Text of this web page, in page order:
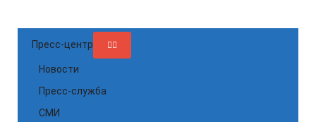
Пресс-центр
Новости
Пресс-служба
СМИ